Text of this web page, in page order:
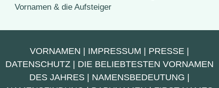
Vornamen & die Aufsteiger
VORNAMEN | IMPRESSUM | PRESSE |
DATENSCHUTZ | DIE BELIEBTESTEN VORNAMEN
DES JAHRES | NAMENSBEDEUTUNG |